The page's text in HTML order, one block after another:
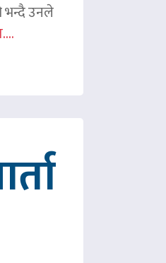
भन्दै उनले